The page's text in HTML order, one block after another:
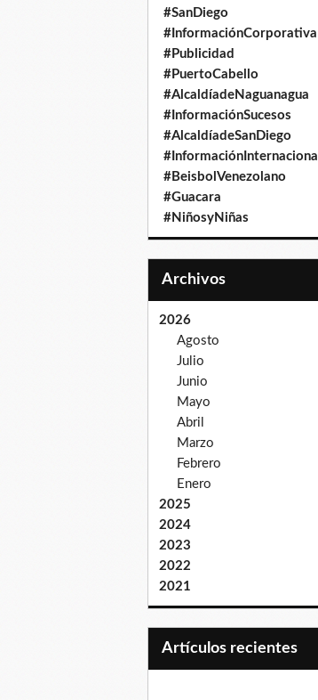
#SanDiego
#InformaciónCorporativa
#Publicidad
#PuertoCabello
#AlcaldíadeNaguanagua
#InformaciónSucesos
#AlcaldíadeSanDiego
#InformaciónInternacional
#BeisbolVenezolano
#Guacara
#NiñosyNiñas
Archivos
2026
Agosto
Julio
Junio
Mayo
Abril
Marzo
Febrero
Enero
2025
2024
2023
2022
2021
Artículos recientes